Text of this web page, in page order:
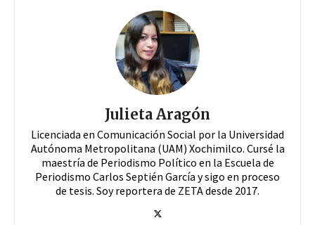
Julieta Aragón
Licenciada en Comunicación Social por la Universidad
Autónoma Metropolitana (UAM) Xochimilco. Cursé la
maestría de Periodismo Político en la Escuela de
Periodismo Carlos Septién García y sigo en proceso
de tesis. Soy reportera de ZETA desde 2017.